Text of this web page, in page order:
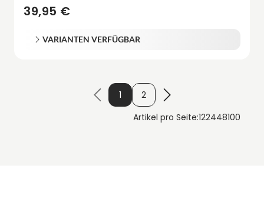
39,95 €
VARIANTEN VERFÜGBAR
1
2
Artikel pro Seite:122448100